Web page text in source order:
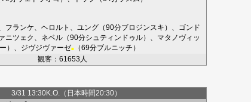
フランケ ヘロルト ユング （90分ブロジンスキ ）、 ゴンド
ニツェク ネベル （90分シュティンドゥル）、 マタノヴィッ
）、 ジヴジヴァーゼ■ （69分ブルニッチ ）
観客：61653人
3/31 13:30K.O.（日本時間20:30）